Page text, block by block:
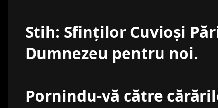
Stih: Sfinţilor Cuvioşi
Dumnezeu pentru noi.
Pornindu-vă către